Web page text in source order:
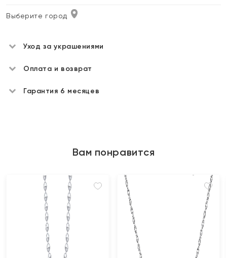
Выберите город
Уход за украшениями
Оплата и возврат
Гарантия 6 месяцев
Вам понравится